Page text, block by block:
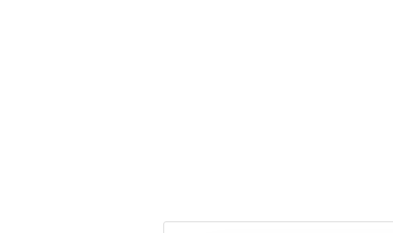
Reddet